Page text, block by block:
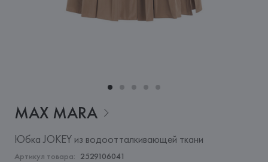
MAX MARA
Юбка JOKEY из водоотталкивающей ткани
Артикул товара: 2529106041